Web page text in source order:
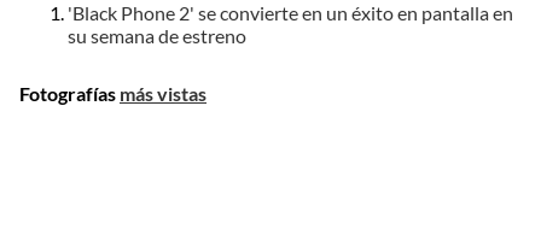
'Black Phone 2' se convierte en un éxito en pantalla en
su semana de estreno
Fotografías más vistas